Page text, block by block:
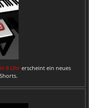
8 Uhr erscheint ein neues